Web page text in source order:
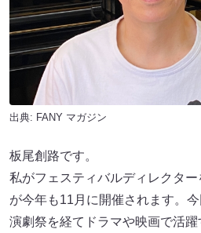
出典: FANY マガジン
板尾創路です。
私がフェスティバルディレクタ
が今年も11月に開催されます。
演劇祭を経てドラマや映画で活